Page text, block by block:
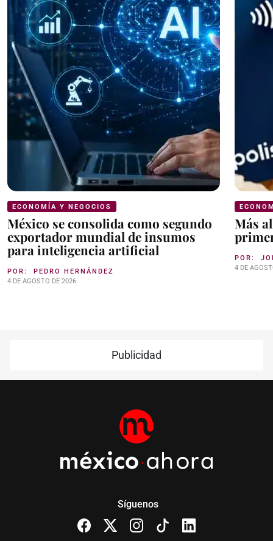
ECONOMÍA Y NEGOCIOS
México se consolida como segundo
exportador mundial de insumos
para inteligencia artificial
POR: PEDRO HERNÁNDEZ
4 DE AGOSTO DE 2026
Más
POR:
4 DE
Publicidad
Síguenos